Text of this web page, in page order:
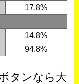
17.8%
14.8%
94.8%
タンなら大